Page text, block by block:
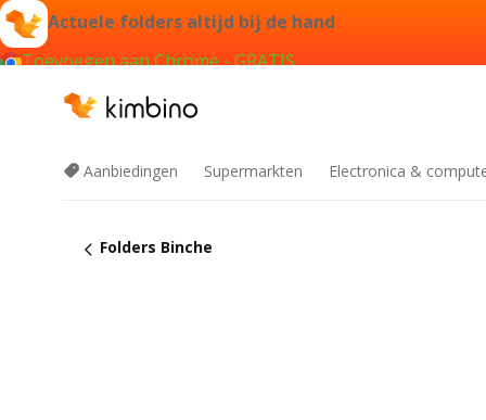
Actuele folders altijd bij de hand
Toevoegen aan Chrome - GRATIS
Aanbiedingen Supermarkten Electronica &
Folders Binche